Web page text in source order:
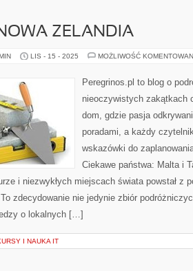
ZELANDIA
LIS - 15 - 2025 MOŻLIWOŚĆ
Peregrinos.pl to blog o
nieoczywistych zakątkach
dom, gdzie pasja
poradami, a każdy
wskazówki do
Ciekawe państwa: Malta i
i niezwykłych miejscach świata powstał z
zdecydowanie nie jedynie zbiór
o lokalnych […]
I NAUKA IT